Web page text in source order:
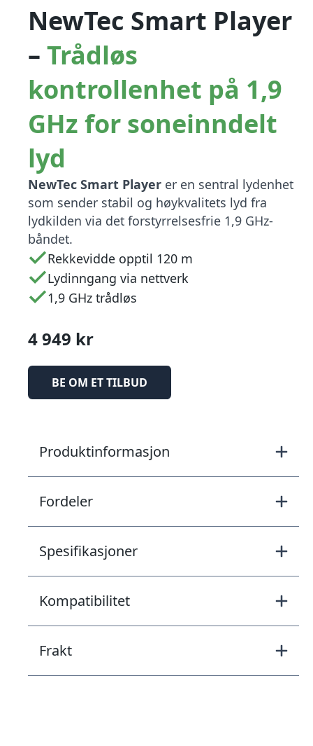
NewTec Smart Player
– Trådløs
kontrollenhet på 1,9
GHz for soneinndelt
lyd
NewTec Smart Player er en sentral lydenhet
som sender stabil og høykvalitets lyd fra
lydkilden via det forstyrrelsesfrie 1,9 GHz-
båndet.
Rekkevidde opptil 120 m
Lydinngang via nettverk
1,9 GHz trådløs
4 949 kr
BE OM ET TILBUD
Produktinformasjon
Fordeler
Spesifikasjoner
Kompatibilitet
Frakt